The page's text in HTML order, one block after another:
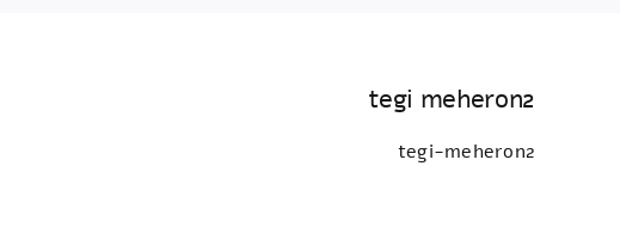
tegi meheron2
tegi-meheron2